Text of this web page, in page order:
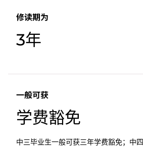
修读期为
3年
一般可获
学费豁免
中三毕业生一般可获三年学费豁免；中